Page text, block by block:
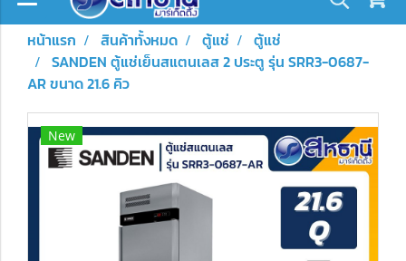
หน้าแรก สินค้าทั้งหมด ตู้แช่
ตู้แช่
SANDEN ตู้แช่เย็นสแตนเลส 2 ประตู รุ่น SRR3-0687-
AR ขนาด 21.6 คิว
New